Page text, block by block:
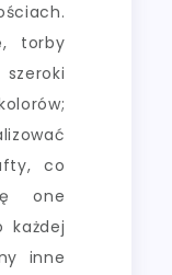
torby
co
one
każdej
inne